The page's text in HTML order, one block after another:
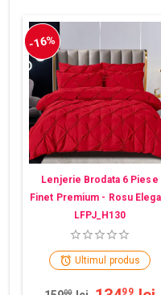
-16%
Lenjerie Brodata 6 Piese
Finet Premium - Rosu
LFPJ_H130
Ultimul produs
00 99